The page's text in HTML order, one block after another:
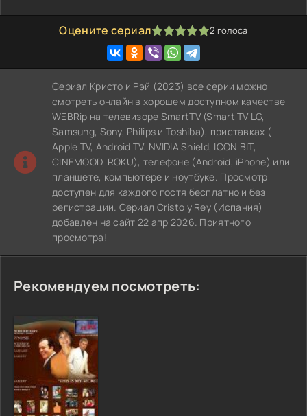
Оцените сериал
1 2 3 4 5 2 голоса
Сериал Кристо и Рэй (2023) все серии можно
смотреть онлайн в хорошем доступном качестве
WEBRip на телевизоре SmartTV (Smart TV LG,
Samsung, Sony, Philips и Toshiba), приставках (
Apple TV, Android TV, NVIDIA Shield, ICON BIT,
CINEMOOD, ROKU), телефоне (Android, iPhone) или
планшете, компьютере и ноутбуке. Просмотр
доступен для каждого гостя бесплатно и без
регистрации. Сериал Cristo y Rey (Испания)
добавлен на сайт 22 апр 2026. Приятного
просмотра!
Рекомендуем посмотреть: